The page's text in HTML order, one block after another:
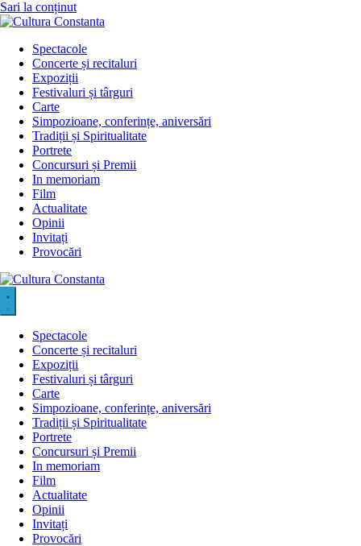
Sari la conținut
Spectacole
Concerte și recitaluri
Expoziții
Festivaluri și târguri
Carte
Simpozioane, conferințe, aniversări
Tradiții și Spiritualitate
Portrete
Concursuri și Premii
In memoriam
Film
Actualitate
Opinii
Invitați
Provocări
Spectacole
Concerte și recitaluri
Expoziții
Festivaluri și târguri
Carte
Simpozioane, conferințe, aniversări
Tradiții și Spiritualitate
Portrete
Concursuri și Premii
In memoriam
Film
Actualitate
Opinii
Invitați
Provocări